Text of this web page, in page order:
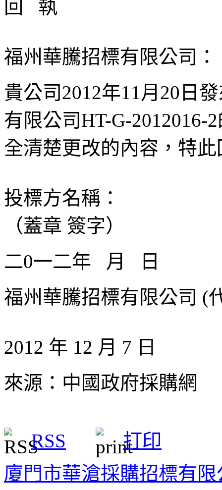
回 執
福州華騰招標有限公司：
貴公司2012年11月20日
有限公司HT-G-2012016-
全清楚更改的內容，特此
投標方名稱：
（蓋章 簽字）
二0一二年 月 日
福州華騰招標有限公司 (
2012 年 12 月 7 日
來源：中國政府採購網
RSS
打印
廈門市華滄採購招標有